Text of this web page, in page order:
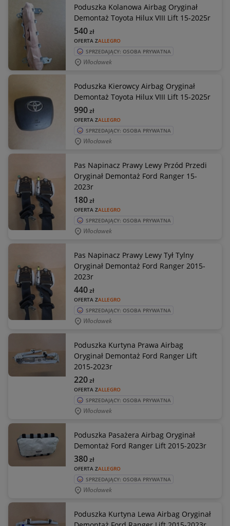
Poduszka Kolanowa Airbag Oryginał
Demontaż Toyota Hilux VIII Lift 15-2025r
OFERTA ZALLEGRO
540zł
SPRZEDAJĄCY: OSOBA PRYWATNA
Włocławek
Poduszka Kierowcy Airbag Oryginał
Demontaż Toyota Hilux VIII Lift 15-2025r
OFERTA ZALLEGRO
990zł
SPRZEDAJĄCY: OSOBA PRYWATNA
Włocławek
Pas Napinacz Prawy Lewy Przód Przedi
Oryginał Demontaż Ford Ranger 15-
2023r
OFERTA ZALLEGRO
180zł
SPRZEDAJĄCY: OSOBA PRYWATNA
Włocławek
Pas Napinacz Prawy Lewy Tył Tylny
Oryginał Demontaż Ford Ranger 2015-
2023r
OFERTA ZALLEGRO
440zł
SPRZEDAJĄCY: OSOBA PRYWATNA
Włocławek
Poduszka Kurtyna Prawa Airbag
Oryginał Demontaż Ford Ranger Lift
2015-2023r
OFERTA ZALLEGRO
220zł
SPRZEDAJĄCY: OSOBA PRYWATNA
Włocławek
Poduszka Pasażera Airbag Oryginał
Demontaż Ford Ranger Lift 2015-2023r
OFERTA ZALLEGRO
380zł
SPRZEDAJĄCY: OSOBA PRYWATNA
Włocławek
Poduszka Kurtyna Lewa Airbag Oryginał